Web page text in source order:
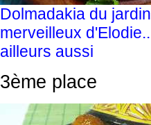
Dolmadakia du
merveilleux
ailleurs aussi
3ème place